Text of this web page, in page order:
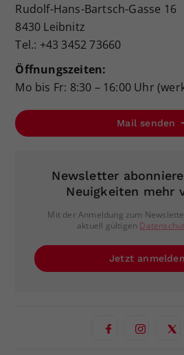
Rudolf-Hans-Bartsch-Gasse 16
8430 Leibnitz
Tel.: +43 3452 73660
Öffnungszeiten:
Mo bis Fr: 8:30 – 16:00 Uhr
Mail senden
Newsletter
Neuigkeiten mehr
Mit der Anmeldung zum
aktuell gültigen
Jetzt anmelden